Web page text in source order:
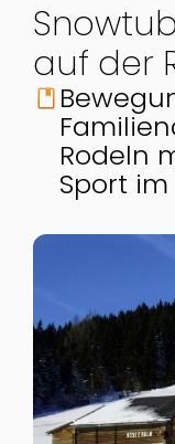
auf der
book
Rodeln
Sport